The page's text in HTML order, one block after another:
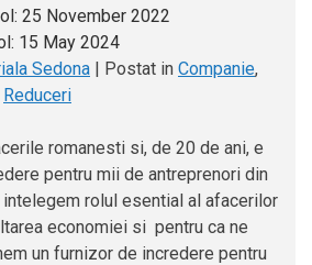
25 November 2022
15 May 2024
Sedona | Postat in Companie,
Reduceri
romanesti si, de 20 de ani, e
pentru mii de antreprenori din
intelegem rolul esential al afacerilor
economiei si pentru ca ne
un furnizor de incredere pentru